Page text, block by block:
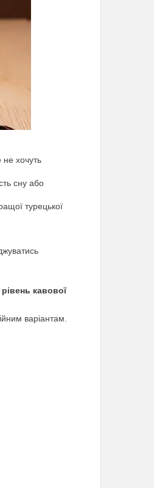
не хочуть
сну або
турецької
кавової
варіантам.